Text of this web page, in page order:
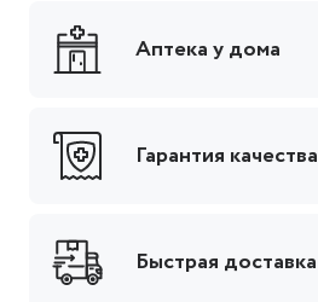
Аптека у дома
Гарантия качества
Быстрая доставка